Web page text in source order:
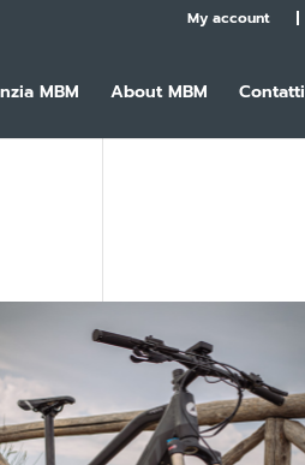
My account
MBM About MBM Contatti